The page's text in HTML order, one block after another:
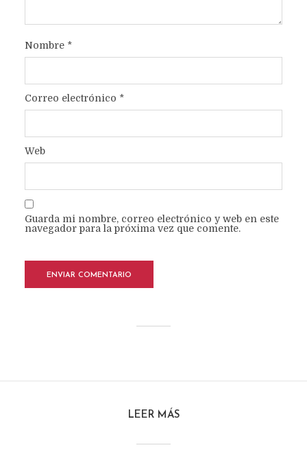
Nombre *
Correo electrónico *
Web
Guarda mi nombre, correo electrónico y web en este
navegador para la próxima vez que comente.
LEER MÁS